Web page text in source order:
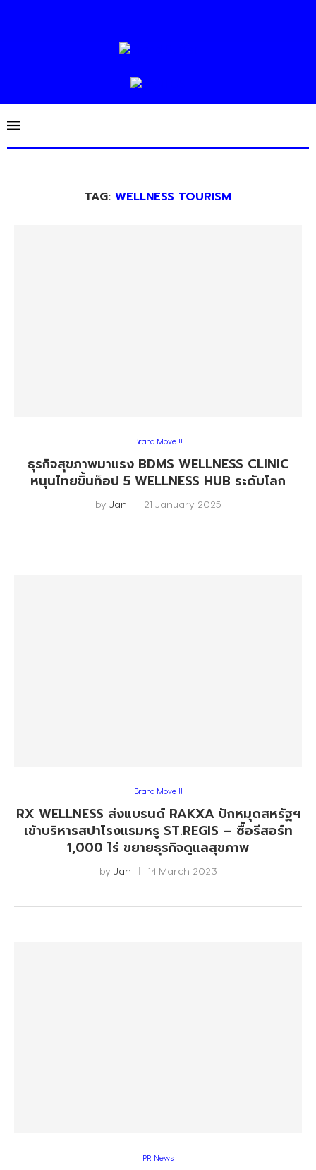
TAG: WELLNESS TOURISM
Brand Move !!
ธุรกิจสุขภาพมาแรง BDMS WELLNESS CLINIC
หนุนไทยขึ้นท็อป 5 WELLNESS HUB ระดับโลก
by Jan 21 January 2025
Brand Move !!
RX WELLNESS ส่งแบรนด์ RAKXA ปักหมุดสหรัฐฯ
เข้าบริหารสปาโรงแรมหรู ST.REGIS – ซื้อรีสอร์ท
1,000 ไร่ ขยายธุรกิจดูแลสุขภาพ
by Jan 14 March 2023
PR News